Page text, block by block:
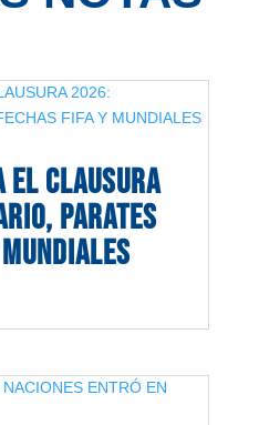
EL CLAUSURA
PARATES